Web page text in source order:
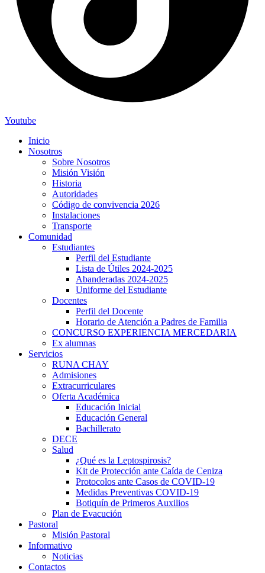
Youtube
Inicio
Nosotros
Sobre Nosotros
Misión Visión
Historia
Autoridades
Código de convivencia 2026
Instalaciones
Transporte
Comunidad
Estudiantes
Perfil del Estudiante
Lista de Útiles 2024-2025
Abanderadas 2024-2025
Uniforme del Estudiante
Docentes
Perfil del Docente
Horario de Atención a Padres de Familia
CONCURSO EXPERIENCIA MERCEDARIA
Ex alumnas
Servicios
RUNA CHAY
Admisiones
Extracurriculares
Oferta Académica
Educación Inicial
Educación General
Bachillerato
DECE
Salud
¿Qué es la Leptospirosis?
Kit de Protección ante Caída de Ceniza
Protocolos ante Casos de COVID-19
Medidas Preventivas COVID-19
Botiquín de Primeros Auxilios
Plan de Evacución
Pastoral
Misión Pastoral
Informativo
Noticias
Contactos